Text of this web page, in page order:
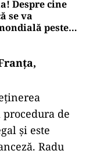
Despre cine
se va
peste
de
și este
Radu